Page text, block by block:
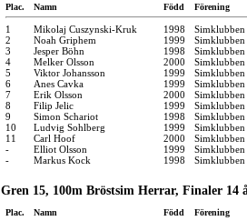
Plac. Namn Född Förening
1 Mikolaj Cuszynski-Kruk 1998
Simklubben
2
Noah Griphem 1999
3
Jesper Böhn 1998
Simklubben
4
Melker Olsson 2000
5
Viktor Johansson 1999
6
Anes Cavka 1999
7
Erik Olsson 2000
8
Filip Jelic 1999
9
Simon Schariot 1998
Simklubben
10
Ludvig Sohlberg 1999
Simklubben
11
Carl Hoof 2000
-
Elliot Olsson 1999
-
Markus Kock 1998 Simklubben
Gren 15, 100m Bröstsim Herrar, Finaler 14
Plac. Namn Född Förening